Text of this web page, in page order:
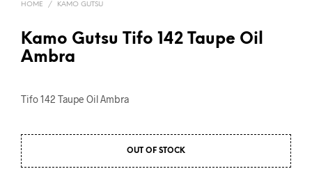
HOME / KAMO GUTSU
Kamo Gutsu Tifo 142 Taupe Oil
Ambra
Tifo 142 Taupe Oil Ambra
OUT OF STOCK